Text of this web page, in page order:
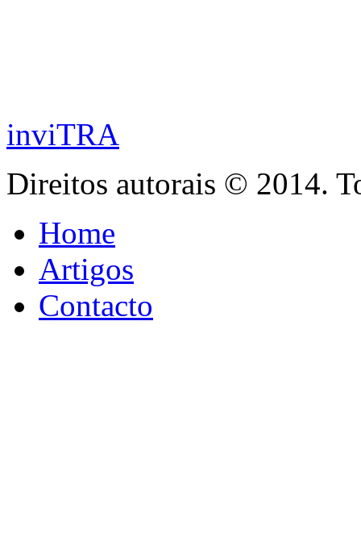
inviTRA
Direitos autorais © 2014.
Home
Artigos
Contacto